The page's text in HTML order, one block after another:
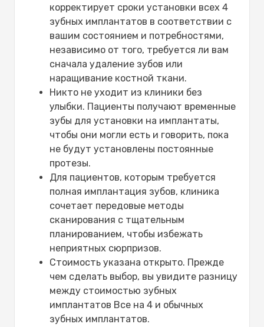
корректирует сроки установки всех 4
зубных имплантатов в соответствии с
вашим состоянием и потребностями,
независимо от того, требуется ли вам
сначала удаление зубов или
наращивание костной ткани.
Никто не уходит из клиники без
улыбки. Пациенты получают временные
зубы для установки на имплантаты,
чтобы они могли есть и говорить, пока
не будут установлены постоянные
протезы.
Для пациентов, которым требуется
полная имплантация зубов, клиника
сочетает передовые методы
сканирования с тщательным
планированием, чтобы избежать
неприятных сюрпризов.
Стоимость указана открыто. Прежде
чем сделать выбор, вы увидите разницу
между стоимостью зубных
имплантатов Все на 4 и обычных
зубных имплантатов.